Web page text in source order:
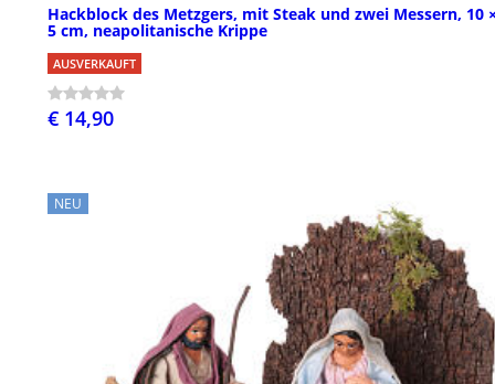
Hackblock des Metzgers, mit Steak und zwei Messern, 10
5 cm, neapolitanische Krippe
AUSVERKAUFT
€ 14,90
NEU